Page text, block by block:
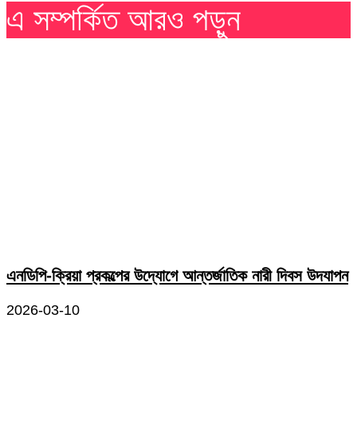
এ সম্পর্কিত আরও পড়ুন
এনডিপি-ক্রিয়া প্রকল্পের উদ্যোগে আন্তর্জাতিক নারী দিবস উদযাপন
2026-03-10